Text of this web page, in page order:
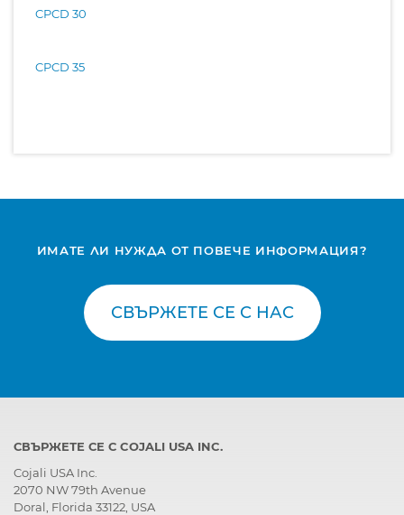
CPCD 30
CPCD 35
ИМАТЕ ЛИ НУЖДА ОТ ПОВЕЧЕ ИНФОРМАЦИЯ?
СВЪРЖЕТЕ СЕ С НАС
СВЪРЖЕТЕ СЕ С COJALI USA INC.
Cojali USA Inc.
2070 NW 79th Avenue
Doral, Florida 33122, USA